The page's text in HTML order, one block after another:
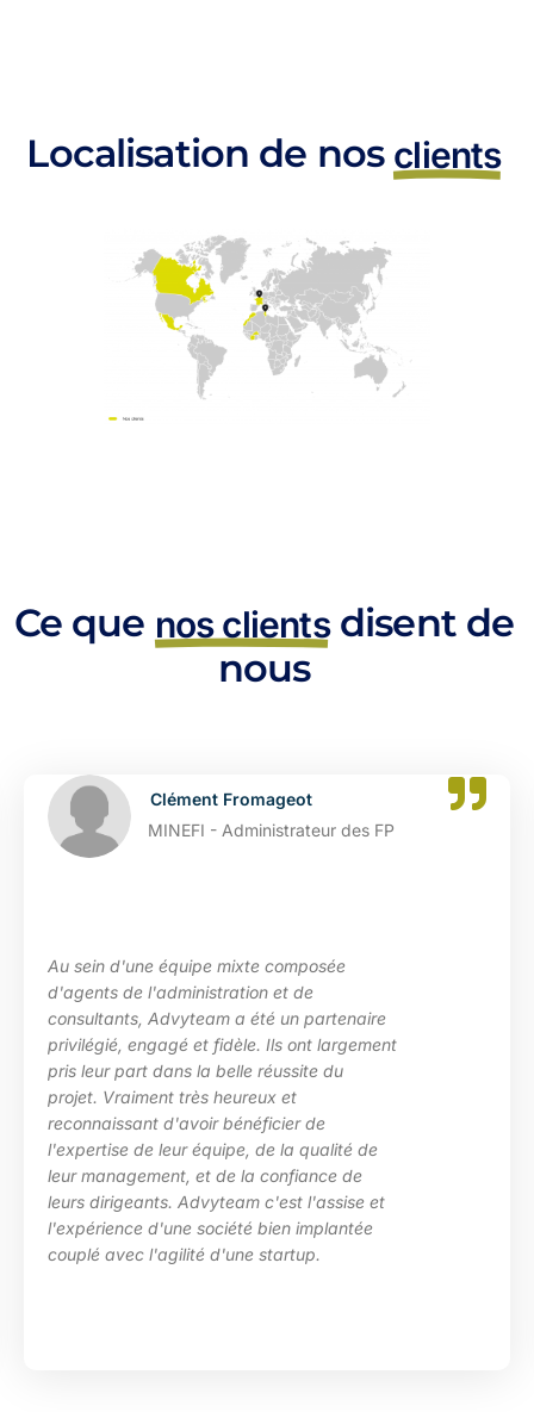
Localisation de nos clients
Ce que nos clientsdisent de
nous
Clément Fromageot
MINEFI - Administrateur des FP
équipe mixte composée
l'administration et de
Advyteam a été un partenaire
engagé et fidèle. Ils ont largement
dans la belle réussite du
très heureux et
d'avoir bénéficier de
de leur équipe, de la qualité de
et de la confiance de
Advyteam c'est l'assise et
d'une société bien implantée
l'agilité d'une startup.